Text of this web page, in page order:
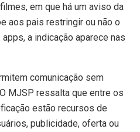
em que há um aviso da
aos pais restringir ou não o
a indicação aparece nas
comunicação sem
MJSP ressalta que entre os
estão recursos de
publicidade, oferta ou